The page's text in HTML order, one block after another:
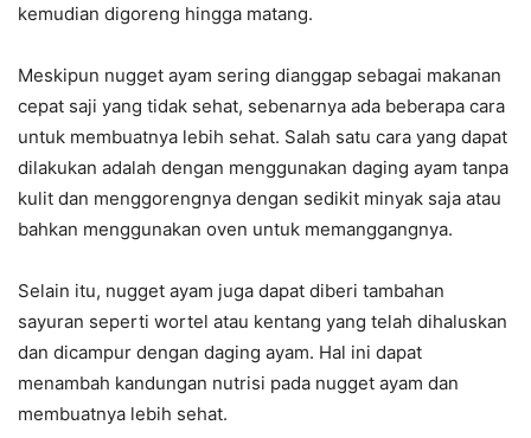
kemudian digoreng hingga matang.
Meskipun nugget ayam sering dianggap sebagai makanan
cepat saji yang tidak sehat, sebenarnya ada beberapa cara
untuk membuatnya lebih sehat. Salah satu cara yang dapat
dilakukan adalah dengan menggunakan daging ayam tanpa
kulit dan menggorengnya dengan sedikit minyak saja atau
bahkan menggunakan oven untuk memanggangnya.
Selain itu, nugget ayam juga dapat diberi tambahan
sayuran seperti wortel atau kentang yang telah dihaluskan
dan dicampur dengan daging ayam. Hal ini dapat
menambah kandungan nutrisi pada nugget ayam dan
membuatnya lebih sehat.